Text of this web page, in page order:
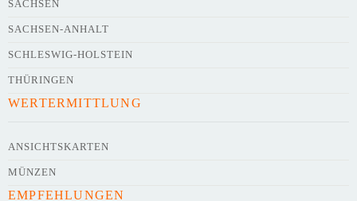
Kontaktdaten des Veranstalters
SACHSEN
SACHSEN-ANHALT
SCHLESWIG-HOLSTEIN
THÜRINGEN
WERTERMITTLUNG
ANSICHTSKARTEN
MÜNZEN
EMPFEHLUNGEN